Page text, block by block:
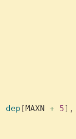
dep [MAXN + 5],